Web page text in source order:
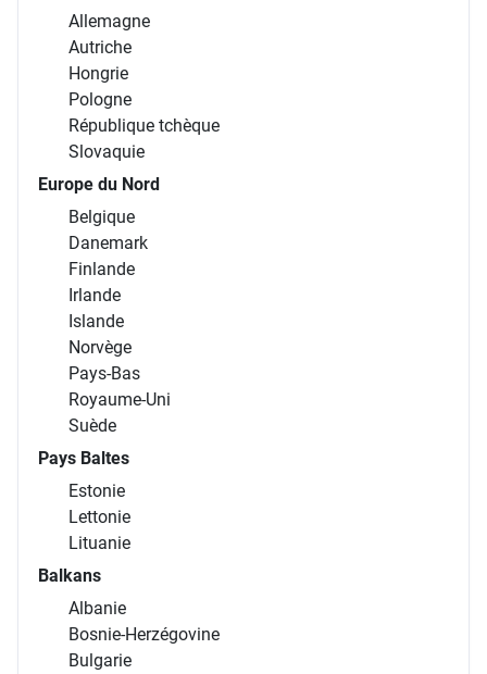
Allemagne
Autriche
Hongrie
Pologne
République tchèque
Slovaquie
Europe du Nord
Belgique
Danemark
Finlande
Irlande
Islande
Norvège
Pays-Bas
Royaume-Uni
Suède
Pays Baltes
Estonie
Lettonie
Lituanie
Balkans
Albanie
Bosnie-Herzégovine
Bulgarie